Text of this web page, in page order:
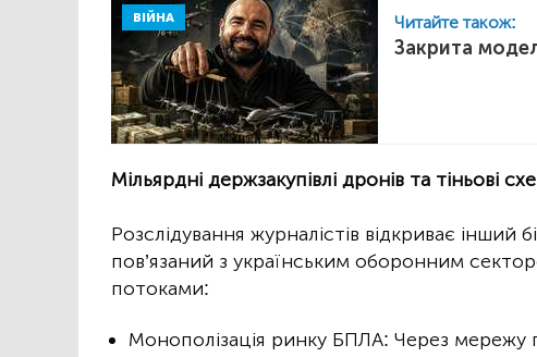
ВІЙНА Читайте також:
Закрита
Мільярдні держзакупівлі дронів та тіньові
Розслідування журналістів відкриває інший
пов’язаний з українським оборонним
потоками:
Монополізація ринку БПЛА: Через мережу